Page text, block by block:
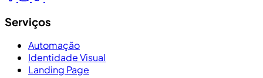
Serviços
Automação
Identidade Visual
Landing Page